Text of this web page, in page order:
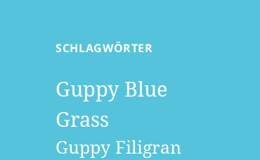
SCHLAGWÖRTER
Guppy Blue
Grass
Guppy Filigran